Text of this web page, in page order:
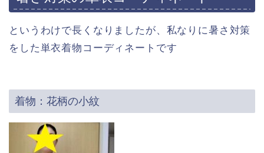
というわけで長くなりましたが、私なりに暑さ対策
をした単衣着物コーディネートです
着物：花柄の小紋